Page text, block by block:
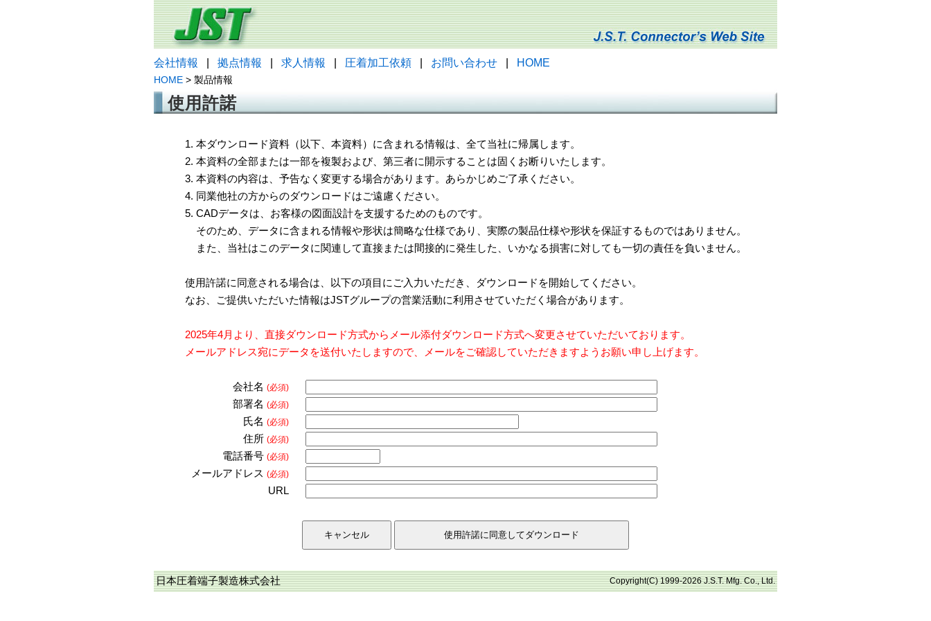
会社情報 拠点情報 求人情報 圧着加工依頼 お問い合わせ HOME
HOME > 製品情報
使用許諾
1. 本ダウンロード資料（以下、本資料）に含まれる情報は、全て当社に帰属します。
2. 本資料の全部または一部を複製および、第三者に開示することは固くお断りいたします。
3. 本資料の内容は、予告なく変更する場合があります。あらかじめご了承ください。
4. 同業他社の方からのダウンロードはご遠慮ください。
5. CADデータは、お客様の図面設計を支援するためのものです。
そのため、データに含まれる情報や形状は簡略な仕様であり、実際の製品仕様や形状を保証するものではありません。
また、当社はこのデータに関連して直接または間接的に発生した、いかなる損害に対しても一切の責任を負いません。
使用許諾に同意される場合は、以下の項目にご入力いただき、ダウンロードを開始してください。
なお、ご提供いただいた情報はJSTグループの営業活動に利用させていただく場合があります。
2025年4月より、直接ダウンロード方式からメール添付ダウンロード方式へ変更させていただいております。
メールアドレス宛にデータを送付いたしますので、メールをご確認していただきますようお願い申し上げます。
会社名 (必須)
部署名 (必須)
氏名 (必須)
住所 (必須)
電話番号 (必須)
メールアドレス (必須)
URL
日本圧着端子製造株式会社 Copyright(C) 1999-2026 J.S.T. Mfg. Co., Ltd.